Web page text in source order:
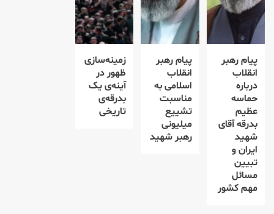
پیام رهبر
انقلاب
درباره
حماسه
عظیم
بدرقه آقای
شهید
ایران و
تبیین
مسائل
مهم کشور
پیام رهبر
انقلاب
اسلامی به
مناسبت
تشییع
میلیونی
رهبر شهید
زمینه‌سازی
ظهور در
آینه‌ی یک
بدرقه‌ی
تاریخی